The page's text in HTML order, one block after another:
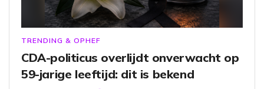
TRENDING & OPHEF
CDA-politicus overlijdt onverwacht op
59-jarige leeftijd: dit is bekend